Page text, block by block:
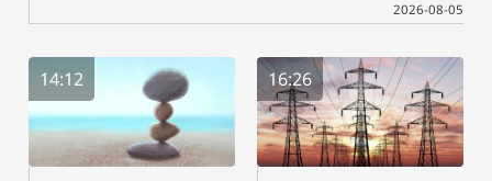
2026-08-05
14:12 16:26